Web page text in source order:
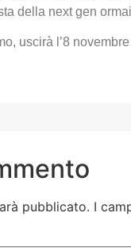
della next gen
uscirà l’8
pubblicato. I